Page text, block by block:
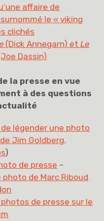
affaire de
le « viking
clichés
(Dick Annegarn) etLe
Dassin)
la presse en vue
à des questions
légender une photo
Jim Goldberg,
)
de presse –
de Marc Riboud
de presse sur le